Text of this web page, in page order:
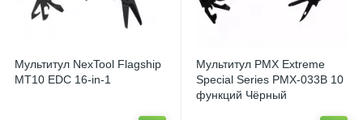
Мультитул NexTool Flagship
MT10 EDC 16-in-1
Мультитул PMX Extreme
Special Series PMX-033B 10
функций Чёрный